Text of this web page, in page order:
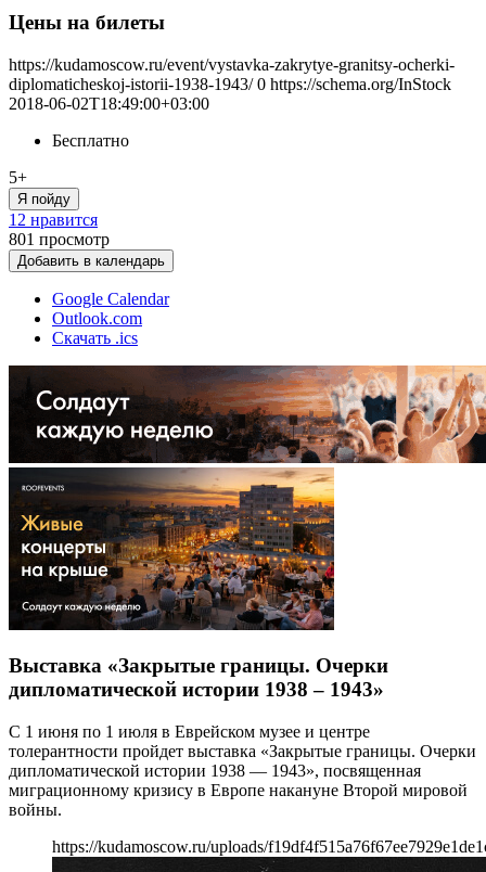
Цены на билеты
https://kudamoscow.ru/event/vystavka-zakrytye-granitsy-ocherki-
diplomaticheskoj-istorii-1938-1943/ 0 https://schema.org/InStock
2018-06-02T18:49:00+03:00
Бесплатно
5+
Я пойду
12 нравится
801 просмотр
Добавить в календарь
Google Calendar
Outlook.com
Скачать .ics
Выставка «Закрытые границы. Очерки
дипломатической истории 1938 – 1943»
С 1 июня по 1 июля в Еврейском музее и центре
толерантности пройдет выставка «Закрытые границы. Очерки
дипломатической истории 1938 — 1943», посвященная
миграционному кризису в Европе накануне Второй мировой
войны.
https://kudamoscow.ru/uploads/